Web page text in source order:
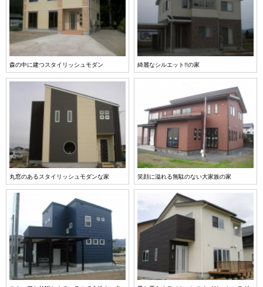
森の中に建つスタイリッシュモダン 綺麗なシルエット!!の家
丸窓のあるスタイリッシュモダンな家 笑顔に溢れる無駄のない大家族の家